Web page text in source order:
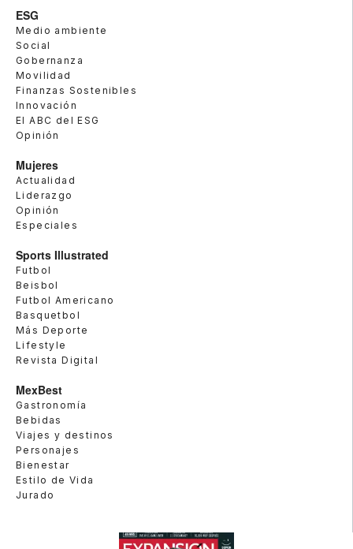
ESG
Medio ambiente
Social
Gobernanza
Movilidad
Finanzas Sostenibles
Innovación
El ABC del ESG
Opinión
Mujeres
Actualidad
Liderazgo
Opinión
Especiales
Sports Illustrated
Futbol
Beisbol
Futbol Americano
Basquetbol
Más Deporte
Lifestyle
Revista Digital
MexBest
Gastronomía
Bebidas
Viajes y destinos
Personajes
Bienestar
Estilo de Vida
Jurado